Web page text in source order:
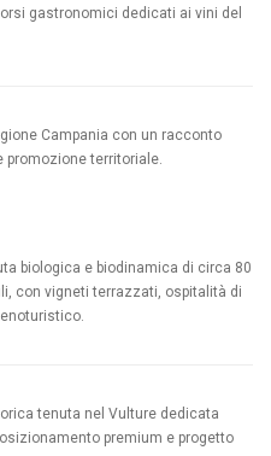
gastronomici dedicati ai vini del
Campania con un racconto
promozione territoriale.
biologica e biodinamica di circa 80
con vigneti terrazzati, ospitalità di
tenuta nel Vulture dedicata
premium e progetto